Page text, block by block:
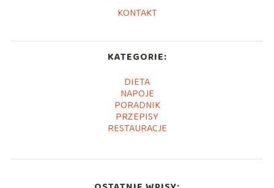
KONTAKT
KATEGORIE:
DIETA
NAPOJE
PORADNIK
PRZEPISY
RESTAURACJE